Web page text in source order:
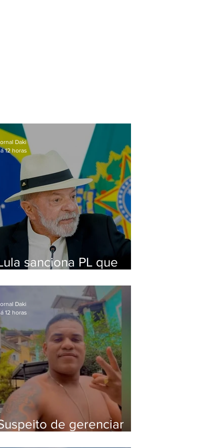
sanciona PL que
contra crianças
Daki
12 horas
de gerenciar
Daki
12 horas